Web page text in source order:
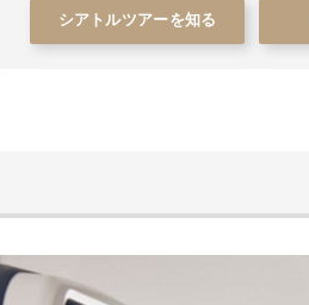
シアトルツアーを知る